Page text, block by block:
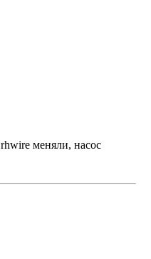
меняли, насос